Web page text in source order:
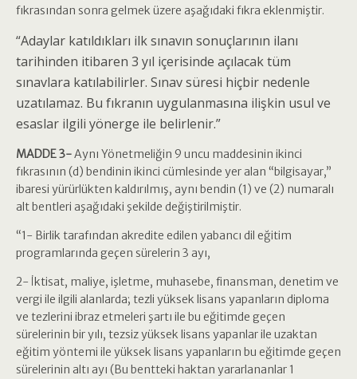
fıkrasından sonra gelmek üzere aşağıdaki fıkra eklenmiştir.
“Adaylar katıldıkları ilk sınavın sonuçlarının ilanı
tarihinden itibaren 3 yıl içerisinde açılacak tüm
sınavlara katılabilirler. Sınav süresi hiçbir nedenle
uzatılamaz. Bu fıkranın uygulanmasına ilişkin usul ve
esaslar ilgili yönerge ile belirlenir.”
MADDE 3-Aynı Yönetmeliğin 9 uncu maddesinin ikinci
fıkrasının (d) bendinin ikinci cümlesinde yer alan “bilgisayar,”
ibaresi yürürlükten kaldırılmış, aynı bendin (1) ve (2) numaralı
alt bentleri aşağıdaki şekilde değiştirilmiştir.
“1- Birlik tarafından akredite edilen yabancı dil eğitim
programlarında geçen sürelerin 3 ayı,
2- İktisat, maliye, işletme, muhasebe, finansman, denetim ve
vergi ile ilgili alanlarda; tezli yüksek lisans yapanların diploma
ve tezlerini ibraz etmeleri şartı ile bu eğitimde geçen
sürelerinin bir yılı, tezsiz yüksek lisans yapanlar ile uzaktan
eğitim yöntemi ile yüksek lisans yapanların bu eğitimde geçen
sürelerinin altı ayı (Bu bentteki haktan yararlananlar 1